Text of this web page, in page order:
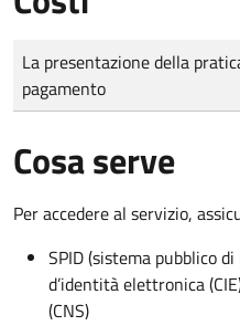
Tipo di pagamento
Importo
La presentazione della
pagamento
Cosa serve
Per accedere al servizio,
SPID (sistema pubblico
d’identità elettronica
(CNS)